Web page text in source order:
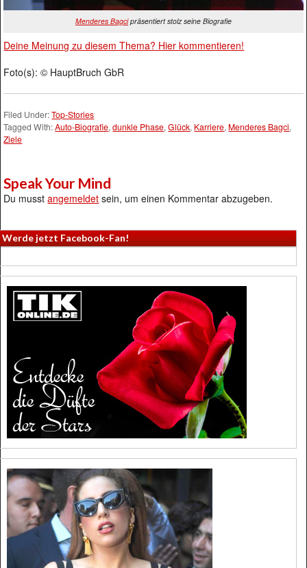
Menderes Bagcipräsentiert stolz seine Biografie
Deine Meinung zu diesem Thema? Hier kommentieren!
Foto(s): © HauptBruch GbR
Filed Under:Top-Stories
Tagged With:Auto-Biografie,dunkle Phase,Glück, Karriere, Menderes Bagci,
Ziele
Speak Your Mind
Du musstangemeldet sein, um einen Kommentar abzugeben.
Werde jetzt Facebook-Fan!